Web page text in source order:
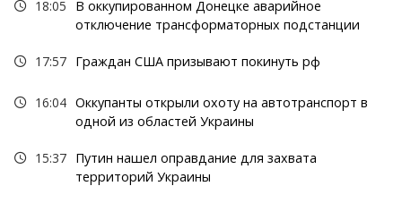
18:05
В оккупированном Донецке аварийное
отключение трансформаторных подстанции
17:57 Граждан США призывают покинуть рф
16:04 Оккупанты открыли охоту на автотранспорт в
одной из областей Украины
15:37 Путин нашел оправдание для захвата
территорий Украины